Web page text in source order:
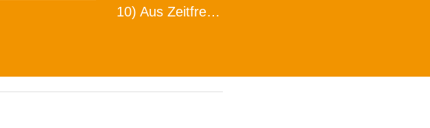
10) Aus Zeitfressern wird Effizienz